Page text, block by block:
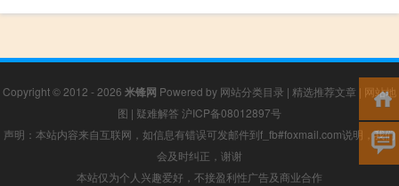
Copyright © 2012 - 2026 米锋网 Powered by 网站分类目录 | 精选推荐文章 | 网站地
图 | 疑难解答 沪ICP备08012897号
声明：本站内容来自互联网，如信息有错误可发邮件到f_fb#foxmail.com说明，我们
会及时纠正，谢谢
本站仅为个人兴趣爱好，不接盈利性广告及商业合作